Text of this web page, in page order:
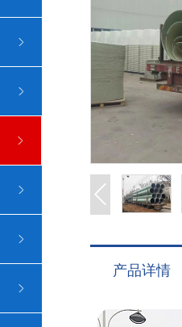
产品详情